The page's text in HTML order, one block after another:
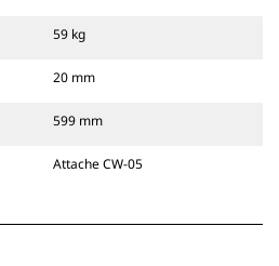
59 kg
20 mm
599 mm
Attache CW-05